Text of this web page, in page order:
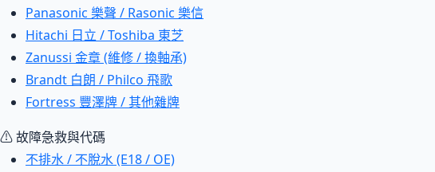
Panasonic 樂聲 / Rasonic 樂信
Hitachi 日立 / Toshiba 東芝
Zanussi 金章 (維修 / 換軸承)
Brandt 白朗 / Philco 飛歌
Fortress 豐澤牌 / 其他雜牌
⚠ 故障急救與代碼
不排水 / 不脫水 (E18 / OE)